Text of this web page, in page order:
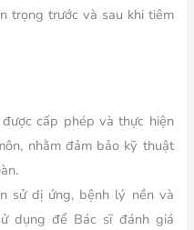
trọng trước và sau khi tiêm
cấp phép và thực hiện
nhằm đảm bảo kỹ thuật
sử dị ứng, bệnh lý nền và
dụng để Bác sĩ đánh giá